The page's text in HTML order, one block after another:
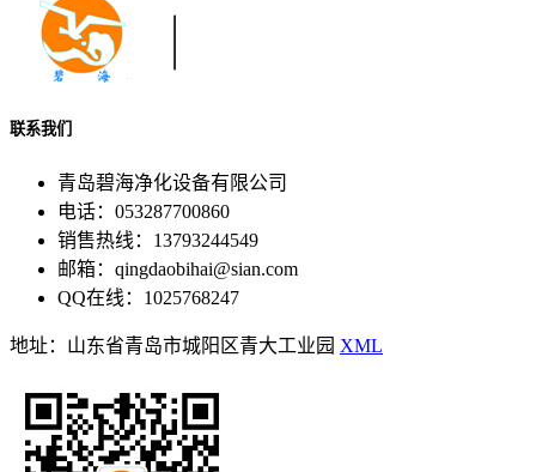
联系我们
青岛碧海净化设备有限公司
电话：053287700860
销售热线：13793244549
邮箱：qingdaobihai@sian.com
QQ在线：1025768247
地址：山东省青岛市城阳区青大工业园 XML